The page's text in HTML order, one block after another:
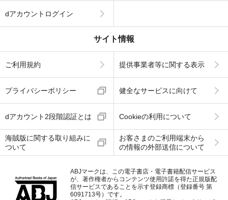
dアカウントログイン
サイト情報
ご利用規約 提供事業者等に関する表示
プライバシーポリシー 健全なサービスに向けて
dアカウント2段階認証とは Cookieの利用について
海賊版に関する取り組みに
ついて
お客さまのご利用端末から
の情報の外部送信について
ABJマークは、この電子書店・電子書籍配信サービス
が、著作権者からコンテンツ使用許諾を得た正規版配
信サービスであることを示す登録商標（登録番号 第
6091713号）です。